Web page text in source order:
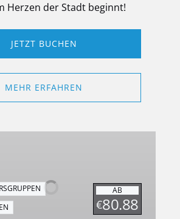
Herzen der Stadt beginnt!
JETZT BUCHEN
MEHR ERFAHREN
AB
€80.88